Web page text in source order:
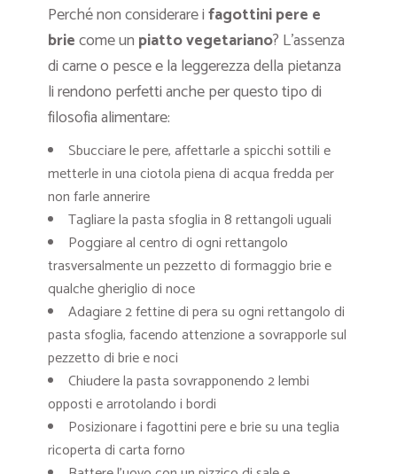
Perché non considerare ifagottini pere e
briecome un piatto vegetariano? L’assenza
di carne o pesce e la leggerezza della pietanza
li rendono perfetti anche per questo tipo di
filosofia alimentare:
Sbucciare le pere, affettarle a spicchi sottili e
metterle in una ciotola piena di acqua fredda per
non farle annerire
Tagliare la pasta sfoglia in 8 rettangoli uguali
Poggiare al centro di ogni rettangolo
trasversalmente un pezzetto di formaggio brie e
qualche gheriglio di noce
Adagiare 2 fettine di pera su ogni rettangolo di
pasta sfoglia, facendo attenzione a sovrapporle sul
pezzetto di brie e noci
Chiudere la pasta sovrapponendo 2 lembi
opposti e arrotolando i bordi
Posizionare i fagottini pere e brie su una teglia
ricoperta di carta forno